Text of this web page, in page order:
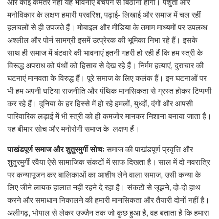
मनोविकार के लक्षण हमारी परवरिश, पढ़ाई- लिखाई और समाज में चल रहीं
हलचलों से ही उपजते हैं। मोबाइल और मीडिया के तमाम माध्यमों पर उपलब्ध
अश्लील और पोर्न सामग्री इसमें उत्प्रेरक की भूमिका निभा रहे हैं। इसके
साथ ही समाज में बंटवारे की भावनाएं इतनी गहरी हो रही हैं कि हम स्त्री के
विरूद्ध अपराध को पंथों को हिसाब से देख रहे हैं। निर्मम हत्याएं, दुराचार की
घटनाएं मानवता के विरुद्ध हैं। पूरे समाज के लिए कलंक हैं। इन घटनाओं पर
भी हम अपनी घटिया राजनीति और पंथिक मानसिकता से ग्रस्त होकर टिप्पणी
कर रहे हैं। दुनिया के हर हिस्से में हो रहे हमलों, युध्दों, दंगों और आपसी
पारिवारिक लड़ाई में भी स्त्री को ही कमजोर मानकर निशाना बनाया जाता है।
यह बीमार सोच और मनोरोगी समाज के लक्षण हैं।
पाखंडपूर्ण समाज और शुतुरमुर्गी सोचःसमाज की पाखंडपूर्ण प्रवृत्ति और
शुतुरमुर्गी रवैया ऐसे सामाजिक संकटों में साफ दिखता है। साल में दो नवरात्रि
पर कन्यापूजन कर बालिकाओं का आशीष लेने वाला समाज, उसी कन्या के
लिए जीने लायक हालात नहीं रहने दे रहा है। संकटों से जूझने, दो-दो हाथ
करने और समाधान निकालने की हमारी मानसिकता और तैयारी दोनों नहीं है।
अलीगढ़, भोपाल से लेकर उज्जैन तक जो कुछ हुआ है, वह बताता है कि हमारा